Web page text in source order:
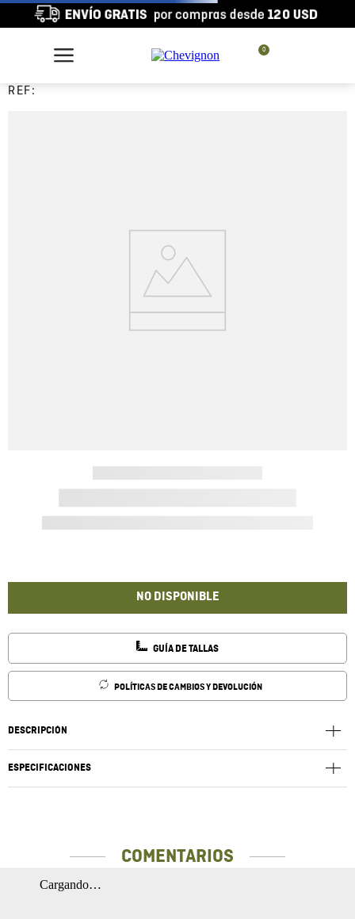
0
REF:
NO DISPONIBLE
GUÍA DE TALLAS
POLÍTICAS DE CAMBIOS Y DEVOLUCIÓN
DESCRIPCIÓN
ESPECIFICACIONES
COMENTARIOS
Cargando…